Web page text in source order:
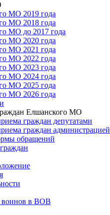
МО 2019 года
МО 2018 года
МО до 2017 года
МО 2020 года
МО 2021 года
МО 2022 года
МО 2023 года
МО 2024 года
МО 2025 года
МО 2026 года
Елшанского МО
граждан депутатами
граждан администрацией
обращений
воинов в ВОВ